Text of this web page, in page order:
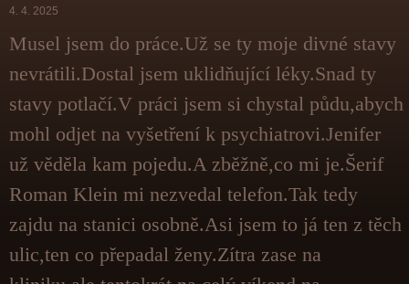
4. 4. 2025
Musel jsem do práce.Už se ty moje divné stavy
nevrátili.Dostal jsem uklidňující léky.Snad ty
stavy potlačí.V práci jsem si chystal půdu,abych
mohl odjet na vyšetření k psychiatrovi.Jenifer
už věděla kam pojedu.A zběžně,co mi je.Šerif
Roman Klein mi nezvedal telefon.Tak tedy
zajdu na stanici osobně.Asi jsem to já ten z těch
ulic,ten co přepadal ženy.Zítra zase na